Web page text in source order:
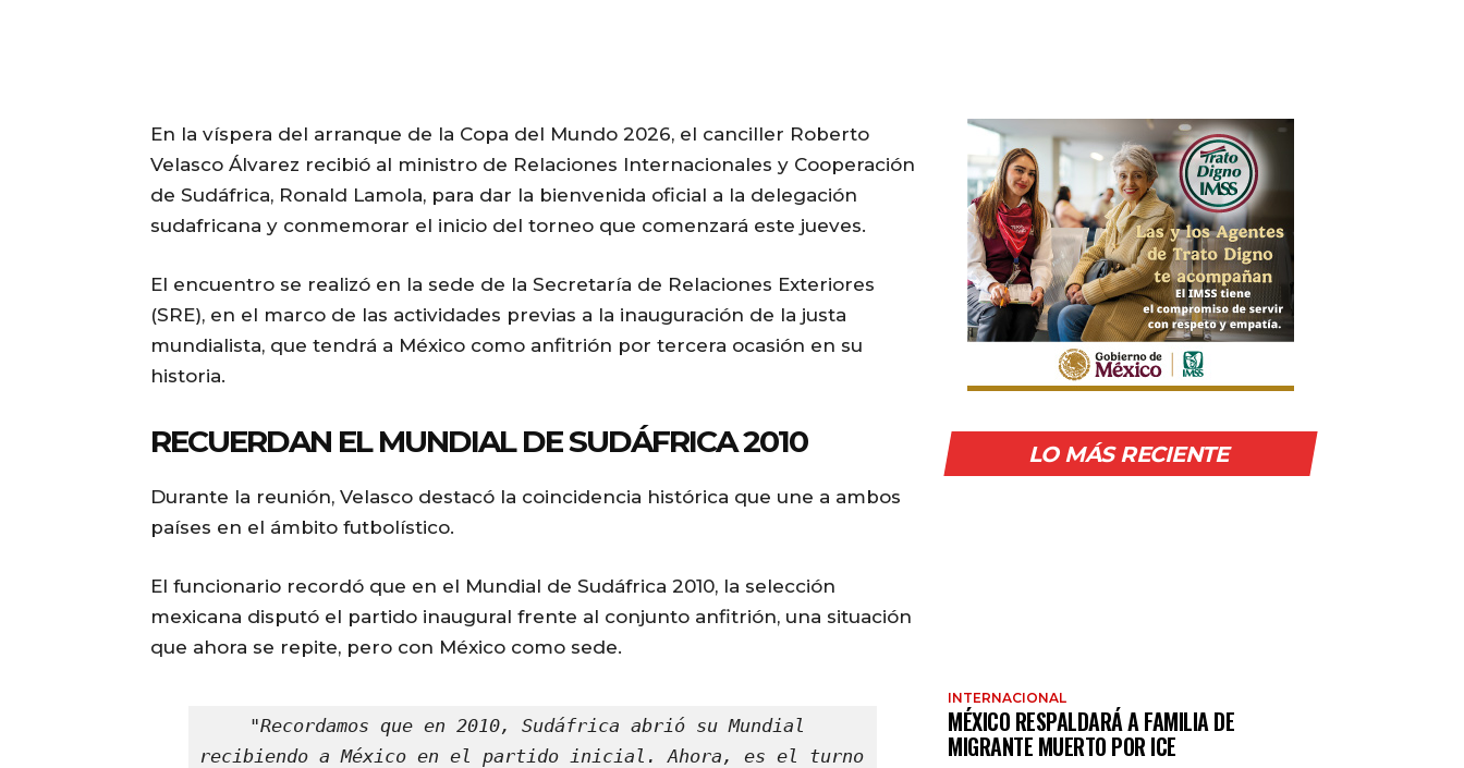
En la víspera del arranque de la Copa del Mundo 2026, el canciller Roberto
Velasco Álvarez recibió al ministro de Relaciones Internacionales y Cooperación
de Sudáfrica, Ronald Lamola, para dar la bienvenida oficial a la delegación
sudafricana y conmemorar el inicio del torneo que comenzará este jueves.
El encuentro se realizó en la sede de la Secretaría de Relaciones Exteriores
(SRE), en el marco de las actividades previas a la inauguración de la justa
mundialista, que tendrá a México como anfitrión por tercera ocasión en su
historia.
RECUERDAN EL MUNDIAL DE SUDÁFRICA 2010
Durante la reunión, Velasco destacó la coincidencia histórica que une a ambos
países en el ámbito futbolístico.
El funcionario recordó que en el Mundial de Sudáfrica 2010, la selección
mexicana disputó el partido inaugural frente al conjunto anfitrión, una situación
que ahora se repite, pero con México como sede.
"Recordamos que en 2010, Sudáfrica abrió su Mundial
recibiendo a México en el partido inicial. Ahora, es el turno
LO MÁS RECIENTE
INTERNACIONAL
MÉXICO RESPALDARÁ A FAMILIA DE
MIGRANTE MUERTO POR ICE